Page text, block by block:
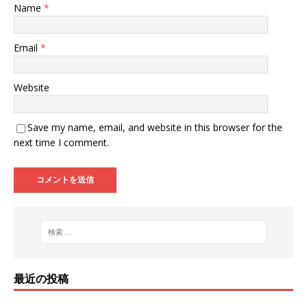
Name *
Email *
Website
Save my name, email, and website in this browser for the
next time I comment.
最近の投稿